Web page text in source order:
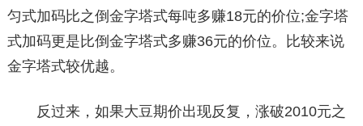
匀式加码比之倒金字塔式每吨多赚18元的价位;金字塔
式加码更是比倒金字塔式多赚36元的价位。比较来说
金字塔式较优越。
反过来，如果大豆期价出现反复，涨破2010元之